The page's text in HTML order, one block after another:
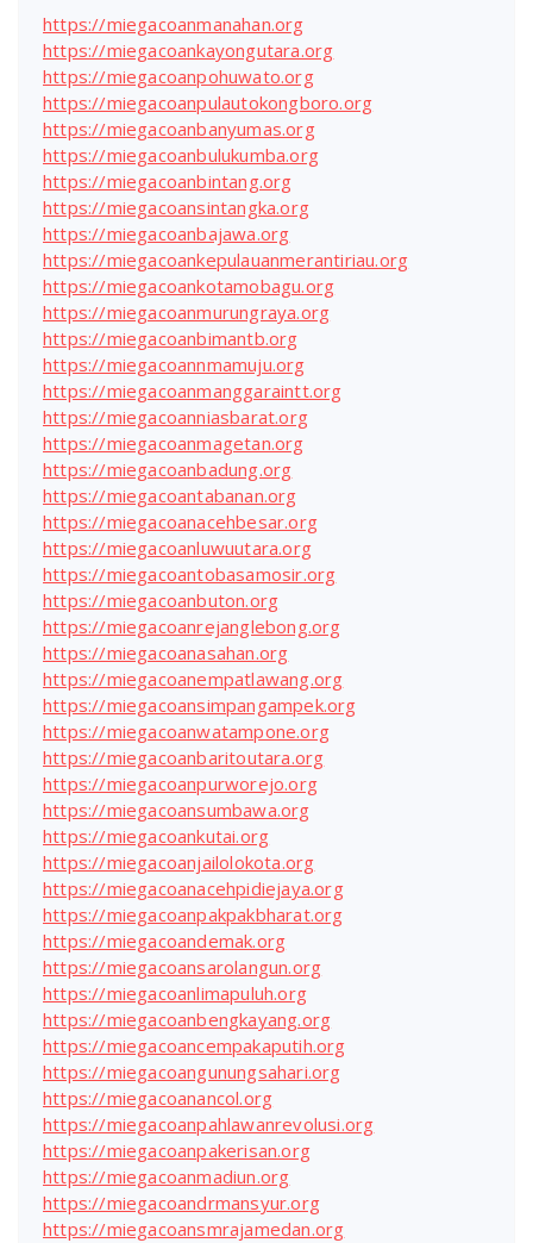
https://miegacoanmanahan.org
https://miegacoankayongutara.org
https://miegacoanpohuwato.org
https://miegacoanpulautokongboro.org
https://miegacoanbanyumas.org
https://miegacoanbulukumba.org
https://miegacoanbintang.org
https://miegacoansintangka.org
https://miegacoanbajawa.org
https://miegacoankepulauanmerantiriau.org
https://miegacoankotamobagu.org
https://miegacoanmurungraya.org
https://miegacoanbimantb.org
https://miegacoannmamuju.org
https://miegacoanmanggaraintt.org
https://miegacoanniasbarat.org
https://miegacoanmagetan.org
https://miegacoanbadung.org
https://miegacoantabanan.org
https://miegacoanacehbesar.org
https://miegacoanluwuutara.org
https://miegacoantobasamosir.org
https://miegacoanbuton.org
https://miegacoanrejanglebong.org
https://miegacoanasahan.org
https://miegacoanempatlawang.org
https://miegacoansimpangampek.org
https://miegacoanwatampone.org
https://miegacoanbaritoutara.org
https://miegacoanpurworejo.org
https://miegacoansumbawa.org
https://miegacoankutai.org
https://miegacoanjailolokota.org
https://miegacoanacehpidiejaya.org
https://miegacoanpakpakbharat.org
https://miegacoandemak.org
https://miegacoansarolangun.org
https://miegacoanlimapuluh.org
https://miegacoanbengkayang.org
https://miegacoancempakaputih.org
https://miegacoangunungsahari.org
https://miegacoanancol.org
https://miegacoanpahlawanrevolusi.org
https://miegacoanpakerisan.org
https://miegacoanmadiun.org
https://miegacoandrmansyur.org
https://miegacoansmrajamedan.org